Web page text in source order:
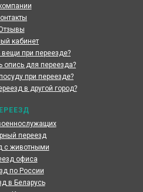
кабинет
вещи при переезде?
опись для переезда?
при переезде?
в другой город?
переезд
с животными
офиса
по России
в Беларусь